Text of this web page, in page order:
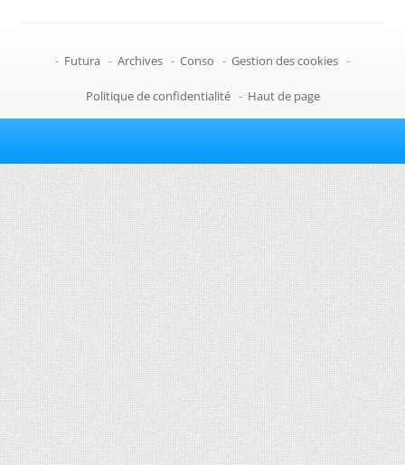
- Futura - Archives - Conso - Gestion des cookies -
Politique de confidentialité - Haut de page